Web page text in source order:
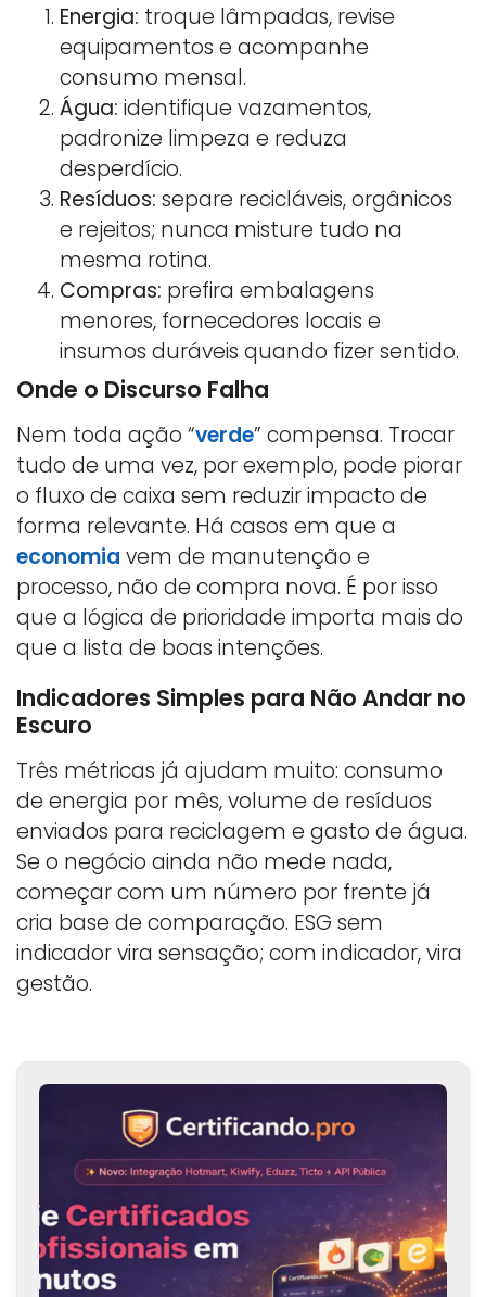
Energia: troque lâmpadas, revise
equipamentos e acompanhe
consumo mensal.
Água: identifique vazamentos,
padronize limpeza e reduza
desperdício.
Resíduos: separe recicláveis, orgânicos
e rejeitos; nunca misture tudo na
mesma rotina.
Compras: prefira embalagens
menores, fornecedores locais e
insumos duráveis quando fizer sentido.
Onde o Discurso Falha
Nem toda ação “verde” compensa. Trocar
tudo de uma vez, por exemplo, pode piorar
o fluxo de caixa sem reduzir impacto de
forma relevante. Há casos em que a
economia vem de manutenção e
processo, não de compra nova. É por isso
que a lógica de prioridade importa mais do
que a lista de boas intenções.
Indicadores Simples para Não Andar no
Escuro
Três métricas já ajudam muito: consumo
de energia por mês, volume de resíduos
enviados para reciclagem e gasto de água.
Se o negócio ainda não mede nada,
começar com um número por frente já
cria base de comparação. ESG sem
indicador vira sensação; com indicador, vira
gestão.